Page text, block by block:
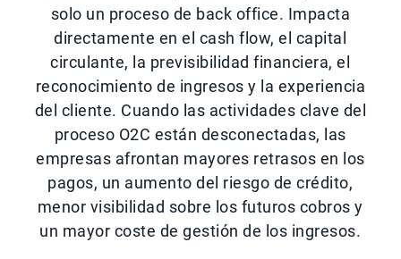
solo un proceso de back office. Impacta
directamente en el cash flow, el capital
circulante, la previsibilidad financiera, el
reconocimiento de ingresos y la experiencia
del cliente. Cuando las actividades clave del
proceso O2C están desconectadas, las
empresas afrontan mayores retrasos en los
pagos, un aumento del riesgo de crédito,
menor visibilidad sobre los futuros cobros y
un mayor coste de gestión de los ingresos.